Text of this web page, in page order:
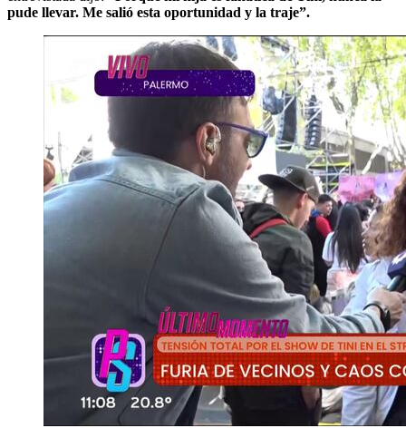
pude llevar. Me salió esta oportunidad y la traje”.